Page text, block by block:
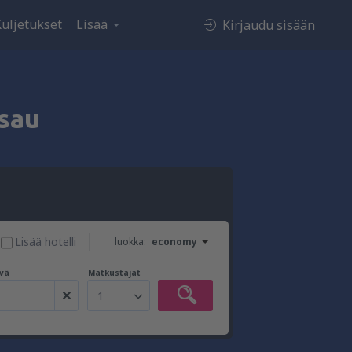
Lisää Kirjaudu sisään
luokka: economy
Lisää hotelli
Matkustajat
1